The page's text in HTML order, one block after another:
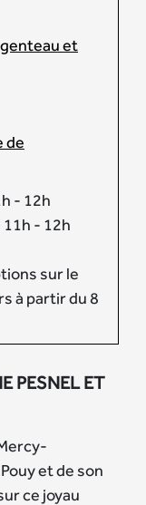
et
de
- 12h
- 12h
sur le
à partir du 8
PESNEL ET
et de son
ce joyau